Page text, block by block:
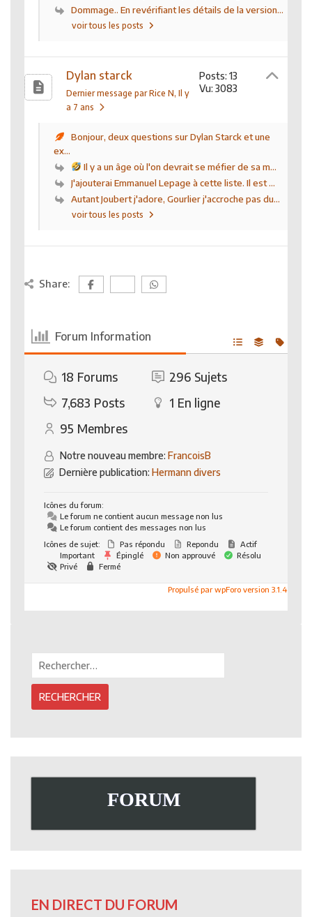
Dommage.. En revérifiant les détails de la version...
voir tous les posts
Dylan starck
Dernier message par Rice N, Il y
a 7 ans
Posts: 13
Vu: 3083
Bonjour, deux questions sur Dylan Starck et une
ex...
Il y a un âge où l'on devrait se méfier de sa m...
J'ajouterai Emmanuel Lepage à cette liste. Il est ...
Autant Joubert j'adore, Gourlier j'accroche pas du...
voir tous les posts
Share:
Forum Information
18 Forums 296 Sujets
7,683 Posts 1 En ligne
95 Membres
Notre nouveau membre: FrancoisB
Dernière publication: Hermann divers
Icônes du forum:
Le forum ne contient aucun message non lus
Le forum contient des messages non lus
Icônes de sujet:
Pas répondu Repondu
Actif
Important
Épinglé Non approuvé
Résolu
Privé
Fermé
Propulsé par wpForo version 3.1.4
FORUM
EN DIRECT DU FORUM